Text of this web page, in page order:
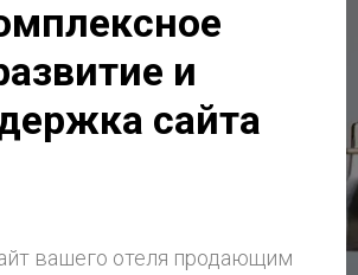
и
сайта
вашего отеля продающим